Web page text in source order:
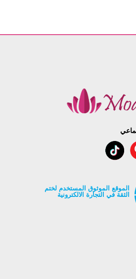
96
96
الموقع الموثوق المستخدم لختم
الثقة في التجارة الالكترونية